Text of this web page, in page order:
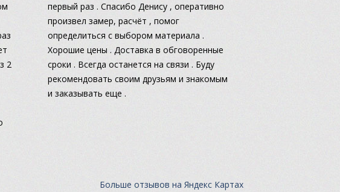
2
первый раз . Спасибо Денису , оперативно
произвел замер, расчёт , помог
определиться с выбором материала .
Хорошие цены . Доставка в обговоренные
сроки . Всегда останется на связи . Буду
рекомендовать своим друзьям и знакомым
и заказывать еще .
Больше отзывов на Яндекс Картах